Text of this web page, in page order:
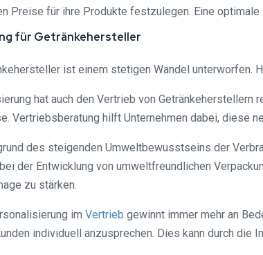
Preise für ihre Produkte festzulegen. Eine
für Getränkehersteller
ist einem stetigen Wandel
hat auch den Vertrieb von
Vertriebsberatung hilft Unternehmen dabei, diese
des steigenden Umweltbewusstseins der
der Entwicklung von umweltfreundlichen
zu stärken.
im Vertrieb gewinnt immer mehr an
individuell anzusprechen. Dies kann durch die